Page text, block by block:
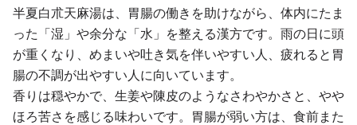
半夏白朮天麻湯は、胃腸の働きを助けながら、体内にたま
った「湿」や余分な「水」を整える漢方です。雨の日に頭
が重くなり、めまいや吐き気を伴いやすい人、疲れると胃
腸の不調が出やすい人に向いています。
香りは穏やかで、生姜や陳皮のようなさわやかさと、やや
ほろ苦さを感じる味わいです。胃腸が弱い方は、食前また